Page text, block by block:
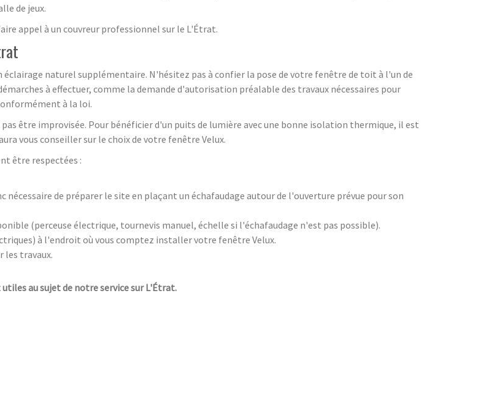
de jeux.
appel à un couvreur professionnel sur le L'Étrat.
naturel supplémentaire. N'hésitez pas à confier la pose de votre fenêtre de toit à l'un de
à effectuer, comme la demande d'autorisation préalable des travaux nécessaires pour
à la loi.
être improvisée. Pour bénéficier d'un puits de lumière avec une bonne isolation thermique, il est
vous conseiller sur le choix de votre fenêtre Velux.
être respectées :
de préparer le site en plaçant un échafaudage autour de l'ouverture prévue pour son
(perceuse électrique, tournevis manuel, échelle si l'échafaudage n'est pas possible).
à l'endroit où vous comptez installer votre fenêtre Velux.
les travaux.
au sujet de notre service sur L'Étrat.